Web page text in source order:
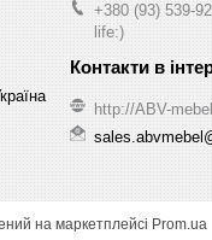
+380 (93) 539-
life:)
http://ABV-
на маркетплейсі Prom.ua